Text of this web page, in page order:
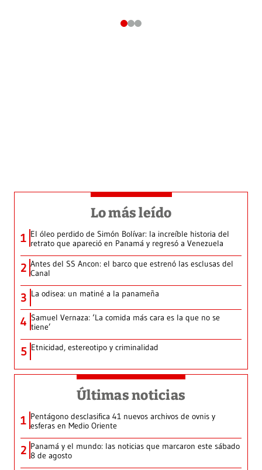
Lo más leído
1 El óleo perdido de Simón Bolívar: la increíble historia del
retrato que apareció en Panamá y regresó a Venezuela
2 Antes del SS Ancon: el barco que estrenó las esclusas del
Canal
3 La odisea: un matiné a la panameña
4 Samuel Vernaza: ‘La comida más cara es la que no se
tiene’
5 Etnicidad, estereotipo y criminalidad
Últimas noticias
1 Pentágono desclasifica 41 nuevos archivos de ovnis y
esferas en Medio Oriente
2 Panamá y el mundo: las noticias que marcaron este sábado
8 de agosto